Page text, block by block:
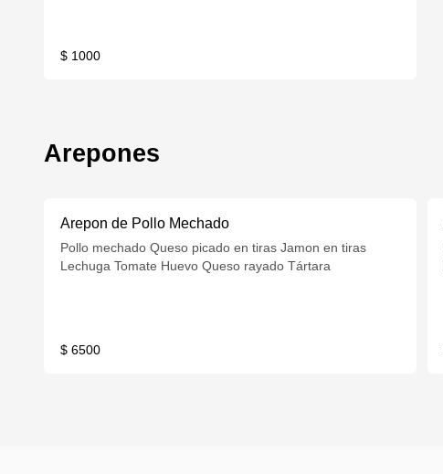
$ 1000
Arepones
Arepon de Pollo Mechado
Pollo mechado Queso picado en tiras Jamon en tiras
Lechuga Tomate Huevo Queso rayado Tártara
$ 6500